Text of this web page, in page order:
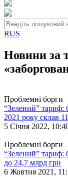
RUS
Новини за
Проблемні борги
“Зелений” тариф:
2021 року склав
5 Січня 2022,
Проблемні борги
“Зелений” тариф:
до 24,7 млрд грн
6 Жовтня 2021,